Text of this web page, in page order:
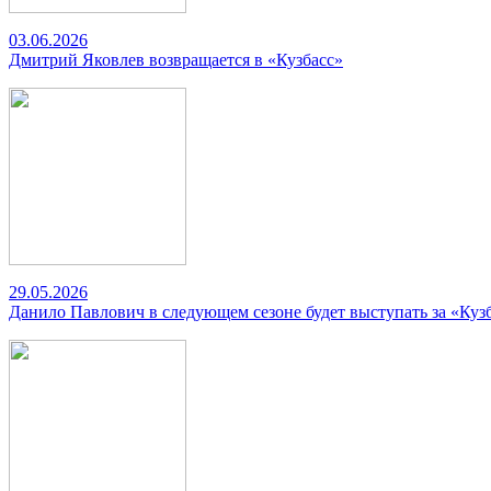
03.06.2026
Дмитрий Яковлев возвращается в «Кузбасс»
29.05.2026
Данило Павлович в следующем сезоне будет выступать за